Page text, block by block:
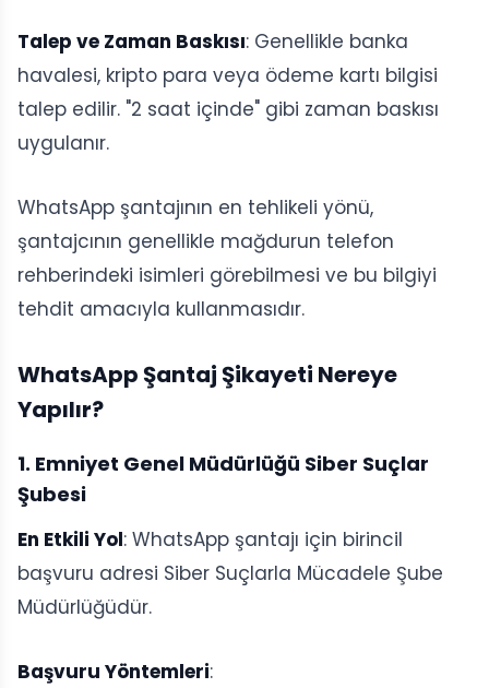
Talep ve Zaman Baskısı: Genellikle banka
havalesi, kripto para veya ödeme kartı bilgisi
talep edilir. "2 saat içinde" gibi zaman baskısı
uygulanır.
WhatsApp şantajının en tehlikeli yönü,
şantajcının genellikle mağdurun telefon
rehberindeki isimleri görebilmesi ve bu bilgiyi
tehdit amacıyla kullanmasıdır.
WhatsApp Şantaj Şikayeti Nereye
Yapılır?
1. Emniyet Genel Müdürlüğü Siber Suçlar
Şubesi
En Etkili Yol: WhatsApp şantajı için birincil
başvuru adresi Siber Suçlarla Mücadele Şube
Müdürlüğüdür.
Başvuru Yöntemleri: